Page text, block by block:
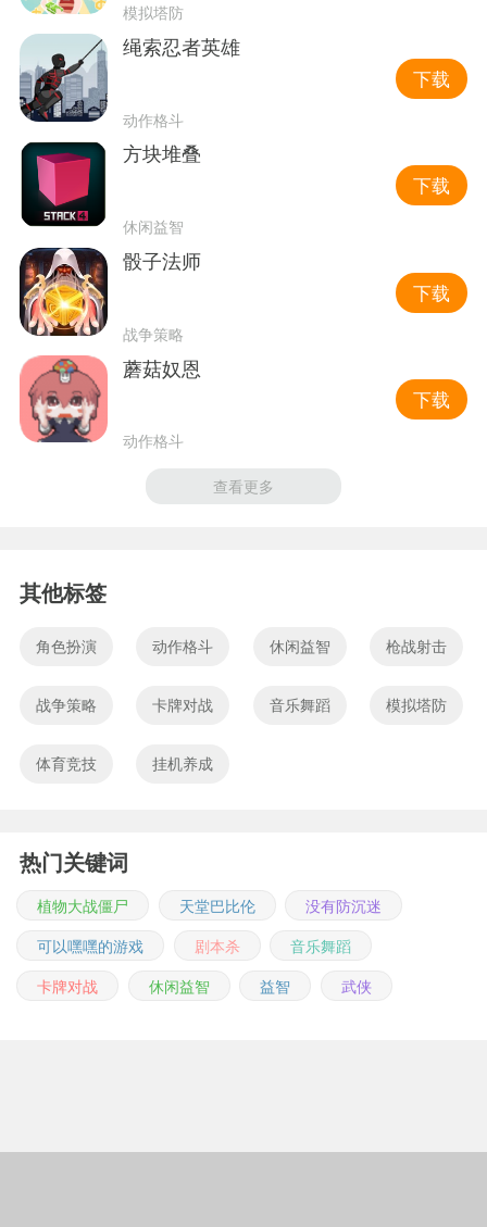
模拟塔防
绳索忍者英雄
动作格斗
下载
方块堆叠
休闲益智
下载
骰子法师
战争策略
下载
蘑菇奴恩
动作格斗
下载
查看更多
其他标签
角色扮演 动作格斗 休闲益智 枪战射击
战争策略 卡牌对战 音乐舞蹈 模拟塔防
体育竞技 挂机养成
热门关键词
植物大战僵尸 天堂巴比伦
没有防沉迷
可以嘿嘿的游戏
剧本杀
音乐舞蹈
卡牌对战
休闲益智 益智 武侠